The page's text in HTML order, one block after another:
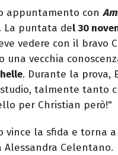
appuntamento con
La puntata del 30
vedere con il bravo
una vecchia
. Durante la prova,
talmente tanto
per Christian però!"
vince la sfida e torna
Celentano.